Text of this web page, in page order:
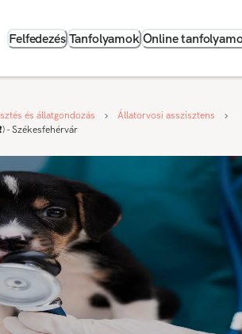
Felfedezés Tanfolyamok Online
és állatgondozás
Állatorvosi asszisztens
- Székesfehérvár